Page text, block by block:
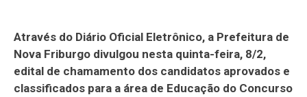
Através do Diário Oficial Eletrônico, a Prefeitura de
Nova Friburgo divulgou nesta quinta-feira, 8/2,
edital de chamamento dos candidatos aprovados e
classificados para a área de Educação do Concurso